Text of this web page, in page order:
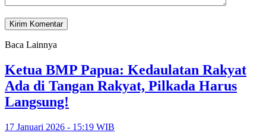
Baca Lainnya
Ketua BMP Papua: Kedaulatan Rakyat
Ada di Tangan Rakyat, Pilkada Harus
Langsung!
17 Januari 2026 - 15:19 WIB